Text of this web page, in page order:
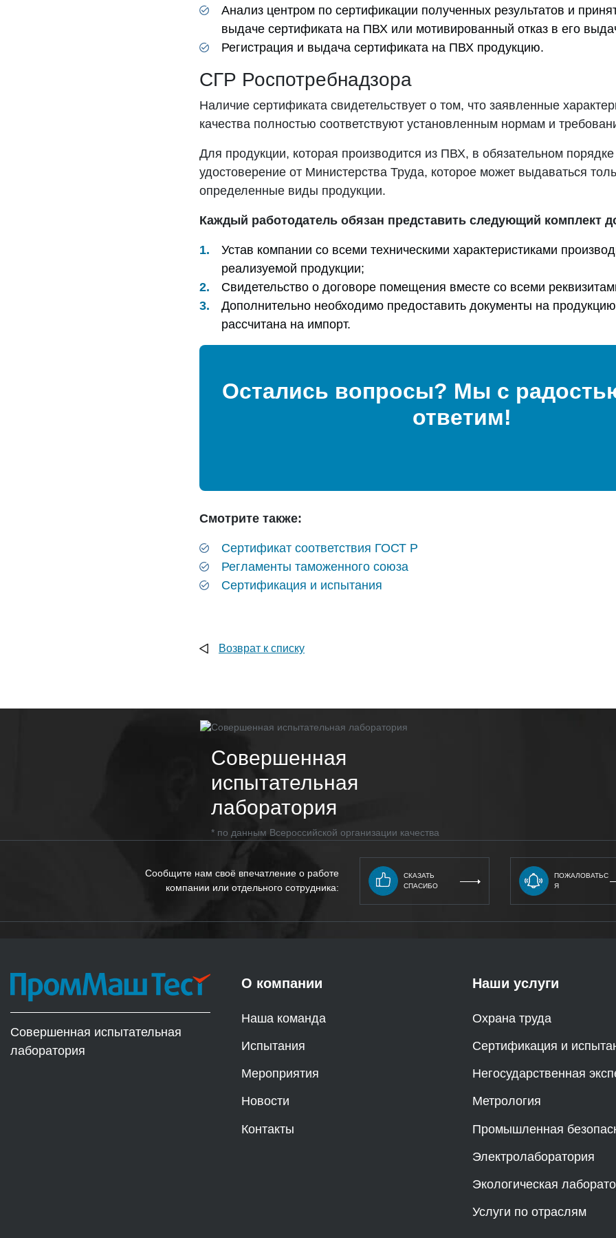
Анализ центром по сертификации полученных результатов и
выдаче сертификата на ПВХ или мотивированный отказ в его
Регистрация и выдача сертификата на ПВХ продукцию.
СГР Роспотребнадзора
Наличие сертификата свидетельствует о том, что заявленные
качества полностью соответствуют установленным нормам и
Для продукции, которая производится из ПВХ, в обязательном
удостоверение от Министерства Труда, которое может выдаваться
определенные виды продукции.
Каждый работодатель обязан представить следующий комплект
Устав компании со всеми техническими характеристиками
реализуемой продукции;
Свидетельство о договоре помещения вместе со всеми
Дополнительно необходимо предоставить документы на
рассчитана на импорт.
Остались вопросы? Мы с
ответим!
Смотрите также:
Cертификат соответствия ГОСТ Р
Регламенты таможенного союза
Сертификация и испытания
Возврат к списку
Совершенная
испытательная
лаборатория
* по данным Всероссийской организации качества
Сообщите нам своё впечатление о работе
компании или отдельного сотрудника:
СКАЗАТЬ
СПАСИБО
ПОЖАЛОВАТЬС
Я
Совершенная испытательная
лаборатория
О компании
Наша команда
Испытания
Мероприятия
Новости
Контакты
Наши услуги
Охрана труда
Сертификация и
Негосударственная
Метрология
Промышленная
Электролаборатория
Экологическая
Услуги по отраслям